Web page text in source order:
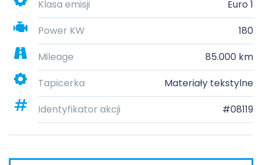
Klasa emisji
Euro 1
Power KW
180
Mileage
85.000 km
Tapicerka
Materiały tekstylne
Identyfikator akcji
#08119